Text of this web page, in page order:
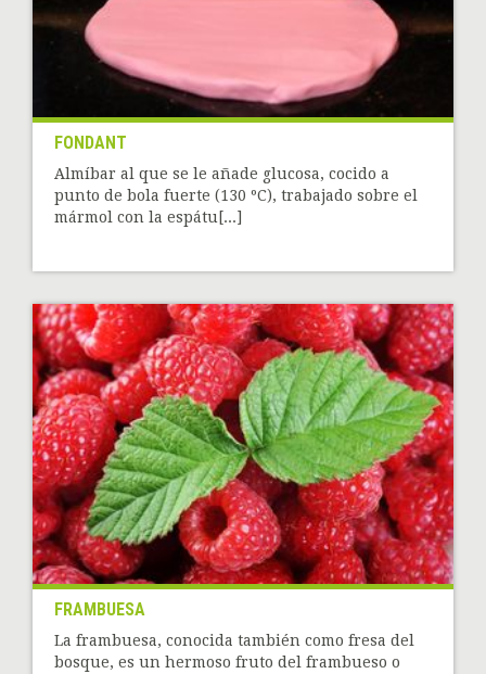
FONDANT
Almíbar al que se le añade glucosa, cocido a
punto de bola fuerte (130 ºC), trabajado sobre el
mármol con la espátu[...]
FRAMBUESA
La frambuesa, conocida también como fresa del
bosque, es un hermoso fruto del frambueso o